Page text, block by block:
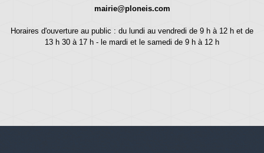
mairie@ploneis.com
Horaires d'ouverture au public : du lundi au vendredi de 9 h à 12 h et de
13 h 30 à 17 h - le mardi et le samedi de 9 h à 12 h